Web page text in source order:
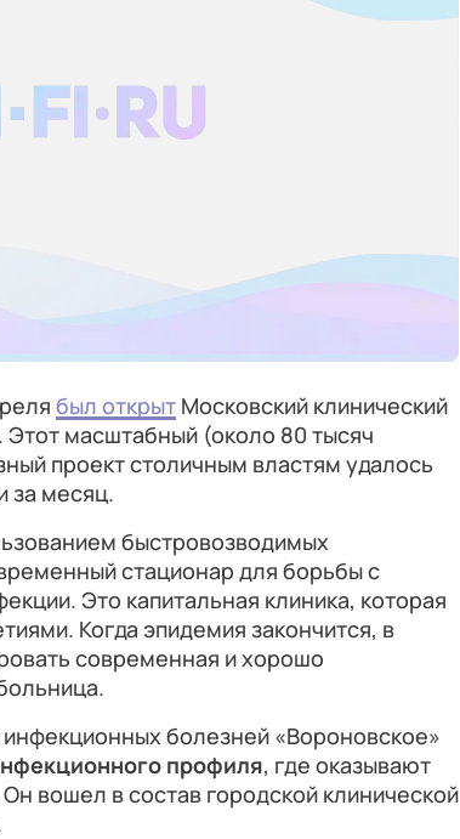
был открыт Московский клинический
масштабный (около 80 тысяч
проект столичным властям удалось
за месяц.
быстровозводимых
стационар для борьбы с
Это капитальная клиника, которая
Когда эпидемия закончится, в
современная и хорошо
болезней «Вороновское»
профиля, где оказывают
вошел в состав городской клинической